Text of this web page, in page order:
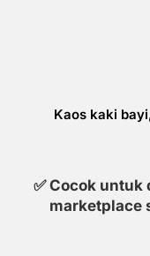
Kaos kaki
✅ Cocok
marketplace